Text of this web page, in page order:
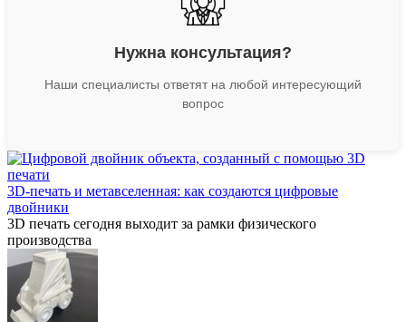
Нужна консультация?
Наши специалисты ответят на любой интересующий
вопрос
3D-печать и метавселенная: как создаются цифровые
двойники
3D печать сегодня выходит за рамки физического
производства